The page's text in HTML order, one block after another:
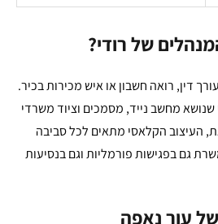
של רודי?
דין, רואה חשבון או איש מכירות בכיר.
מחשב נייד, מסמכים וציוד משרדי
העיצוב הקלאסי מתאים לכל סביבה
גם בפגישות פורמליות וגם בנסיעות
עור נאפה